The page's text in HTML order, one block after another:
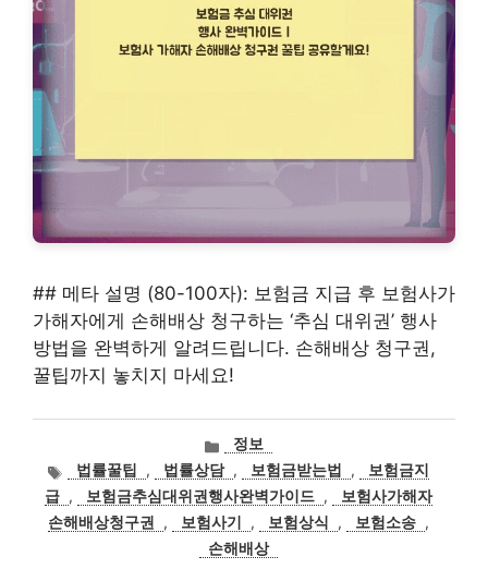
## 메타 설명 (80-100자): 보험금 지급 후 보험사가
가해자에게 손해배상 청구하는 ‘추심 대위권’ 행사
방법을 완벽하게 알려드립니다. 손해배상 청구권,
꿀팁까지 놓치지 마세요!
카
고
리
정보
태법률꿀팁 , 법률상담 , 보험금받는법 ,
보험금지
급 , 보험금추심대위권행사완벽가이드 ,
보험사가해자
손해배상청구권
, 보험사기 , 보험상식 , 보험소송 ,
손해배상